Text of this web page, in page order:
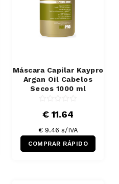
Máscara Capilar Kaypro
Argan Oil Cabelos
Secos 1000 ml
€ 11.64
€ 9.46 s/IVA
COMPRAR RÁPIDO